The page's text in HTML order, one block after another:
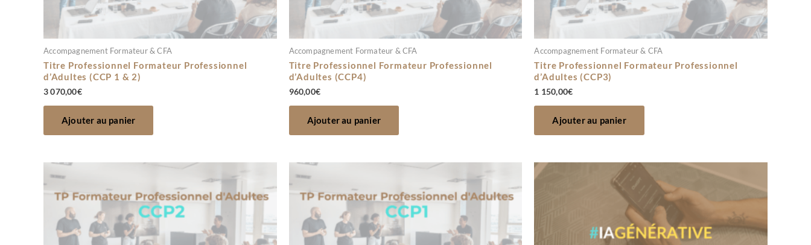
Accompagnement Formateur & CFA
Titre Professionnel Formateur Professionnel
d’Adultes (CCP 1 & 2)
3 070,00€
Ajouter au panier
Accompagnement Formateur & CFA
Titre Professionnel Formateur Professionnel
d’Adultes (CCP4)
960,00€
Ajouter au panier
Accompagnement Formateur & CFA
Titre Professionnel Formateur Professionnel
d’Adultes (CCP3)
1 150,00€
Ajouter au panier